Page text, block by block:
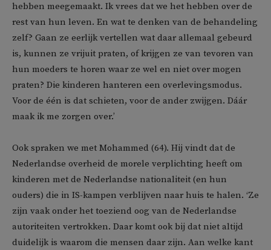
hebben meegemaakt. Ik vrees dat we het hebben over de
rest van hun leven. En wat te denken van de behandeling
zelf? Gaan ze eerlijk vertellen wat daar allemaal gebeurd
is, kunnen ze vrijuit praten, of krijgen ze van tevoren van
hun moeders te horen waar ze wel en niet over mogen
praten? Die kinderen hanteren een overlevingsmodus.
Voor de één is dat schieten, voor de ander zwijgen. Dáár
maak ik me zorgen over.’
Ook spraken we met Mohammed (64). Hij vindt dat de
Nederlandse overheid de morele verplichting heeft om
kinderen met de Nederlandse nationaliteit (en hun
ouders) die in IS-kampen verblijven naar huis te halen. ‘Ze
zijn vaak onder het toeziend oog van de Nederlandse
autoriteiten vertrokken. Daar komt ook bij dat niet altijd
duidelijk is waarom die mensen daar zijn. Aan welke kant